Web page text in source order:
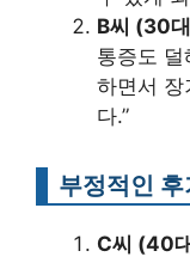
B씨 (30
통증도
하면서 장
다.”
부정적인 후
C씨 (40